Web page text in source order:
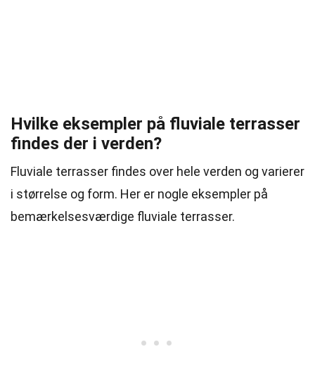
Hvilke eksempler på fluviale terrasser
findes der i verden?
Fluviale terrasser findes over hele verden og varierer
i størrelse og form. Her er nogle eksempler på
bemærkelsesværdige fluviale terrasser.